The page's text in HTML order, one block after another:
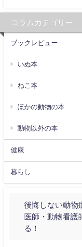
コラムカテゴリー
ブックレビュー
いぬ本
ねこ本
ほかの動物の本
動物以外の本
健康
暮らし
後悔しない動物
医師・動物看護
る！